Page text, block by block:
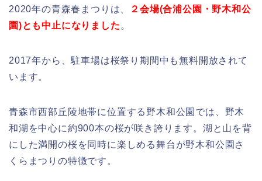
2020年の青森春まつりは、
２会場(合浦公園・野木和公
園)とも中止になりました 。
2017年から、駐車場は桜祭り期間中も無料開放されて
います。
青森市西部丘陵地帯に位置する野木和公園では、野木
和湖を中心に約900本の桜が咲き誇ります。湖と山を背
にした満開の桜を同時に楽しめる舞台が野木和公園さ
くらまつりの特徴です。